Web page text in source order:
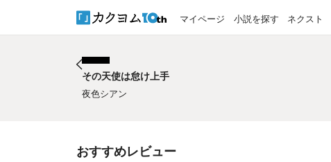
マイページ 小説を探す ネクスト
その天使は怠け上手
夜色シアン
おすすめレビュー